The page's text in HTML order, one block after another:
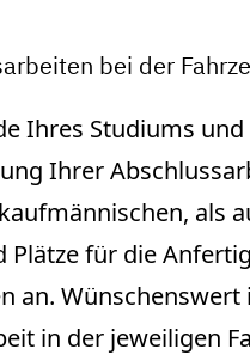
bei der
Ihres Studiums
Ihrer
als
für die
an.
in der jeweiligen